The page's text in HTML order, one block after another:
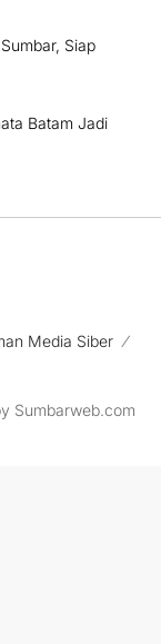
Siap
Batam Jadi
Media Siber
Sumbarweb.com